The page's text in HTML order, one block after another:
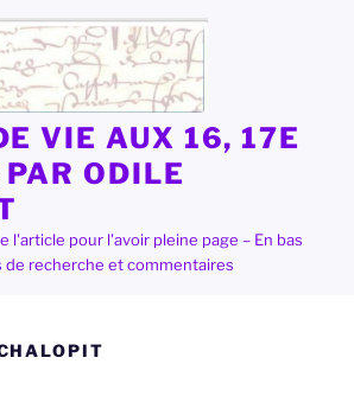
VIE AUX 16, 17E
ODILE
l'article pour l'avoir pleine page – En bas
de recherche et commentaires